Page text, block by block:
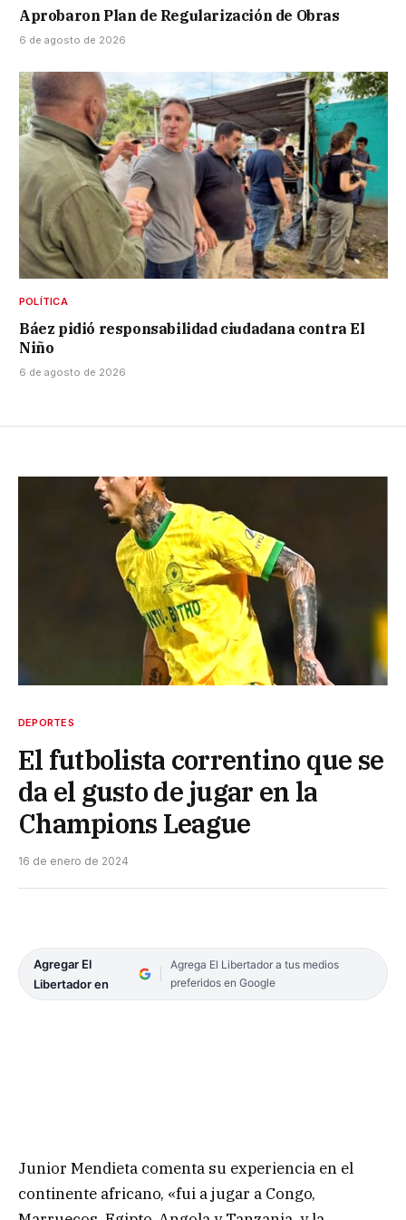
Aprobaron Plan de Regularización de Obras
6 de agosto de 2026
POLÍTICA
Báez pidió responsabilidad ciudadana contra El
Niño
6 de agosto de 2026
DEPORTES
El futbolista correntino que se
da el gusto de jugar en la
Champions League
16 de enero de 2024
Agregar El
Libertador en
Agrega El Libertador a tus medios
preferidos en Google
Junior Mendieta comenta su experiencia en el
continente africano, «fui a jugar a Congo,